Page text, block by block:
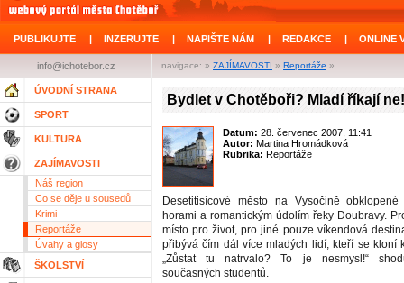
PUBLIKUJTE | INZERUJTE | NAPIŠTE NÁM | REDAKCE | ONLINE
navigace: » ZAJÍMAVOSTI » Reportáže »
info@ichotebor.cz
ÚVODNÍ STRANA
SPORT
KULTURA
ZAJÍMAVOSTI
Náš region
Co se děje u sousedů
Krimi
Reportáže
Úvahy a glosy
ŠKOLSTVÍ
Bydlet v Chotěboři? Mladí říkají ne!
Datum: 28. červenec 2007, 11:41
Autor: Martina Hromádková
Rubrika: Reportáže
Desetitisícové město na Vysočině obklopené
horami a romantickým údolím řeky Doubravy.
místo pro život, pro jiné pouze víkendová
přibývá čím dál více mladých lidí, kteří se kloní
„Zůstat tu natrvalo? To je nesmysl!“
současných studentů.